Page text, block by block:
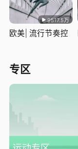
9517.5万
欧美| 流行节奏控
专区